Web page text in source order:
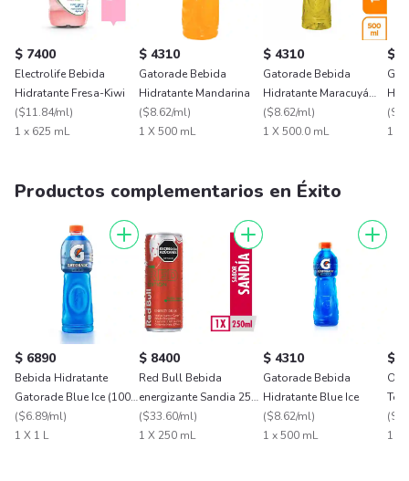
$ 7400
Electrolife Bebida
Hidratante Fresa-Kiwi
($11.84/ml)
1 x 625 mL
$ 4310
Gatorade Bebida
Hidratante Mandarina
($8.62/ml)
1 X 500 mL
$ 4310
Gatorade Bebida
Hidratante Maracuyá
500 mL
($8.62/ml)
1 X 500.0 mL
$
(
1 x
Productos complementarios en Éxito
$ 6890
Bebida Hidratante
Gatorade Blue Ice (1000
Ml)
($6.89/ml)
1 X 1 L
$ 8400
Red Bull Bebida
energizante Sandia 250
ml
($33.60/ml)
1 X 250 mL
$ 4310
Gatorade Bebida
Hidratante Blue Ice
($8.62/ml)
1 x 500 mL
$
(
1 X